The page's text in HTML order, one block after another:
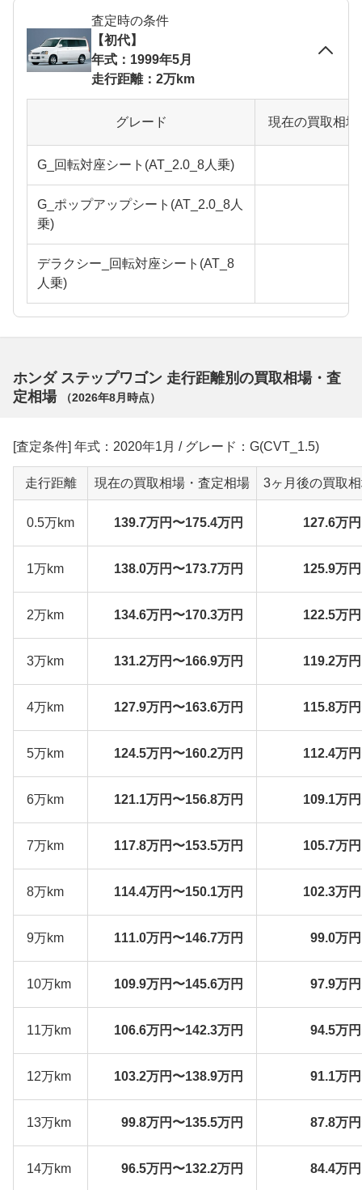
査定時の条件
【初代】
年式：1999年5月
走行距離：2万km
グレード 現在の買取相
G_回転対座シート(AT_2.0_8人乗)
G_ポップアップシート(AT_2.0_8人
乗)
デラクシー_回転対座シート(AT_8
人乗)
ホンダ ステップワゴン 走行距離別の買取相場・査
定相場
（2026年8月 時点）
[査定条件] 年式：2020年1月 / グレード：G(CVT_1.5)
走行距離 現在の買取相場・査定相場 3ヶ月後の買取
0.5万km 139.7万円〜175.4万円 127.6万
1万km 138.0万円〜173.7万円 125.9万
2万km 134.6万円〜170.3万円 122.5万
3万km 131.2万円〜166.9万円 119.2万
4万km 127.9万円〜163.6万円 115.8万
5万km 124.5万円〜160.2万円 112.4万
6万km 121.1万円〜156.8万円 109.1万
7万km 117.8万円〜153.5万円 105.7万
8万km 114.4万円〜150.1万円 102.3万
9万km 111.0万円〜146.7万円 99.0万
10万km 109.9万円〜145.6万円 97.9万
11万km 106.6万円〜142.3万円 94.5万
12万km 103.2万円〜138.9万円 91.1万
13万km 99.8万円〜135.5万円 87.8万
14万km 96.5万円〜132.2万円 84.4万